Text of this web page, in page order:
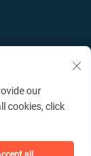
our
cookies, click